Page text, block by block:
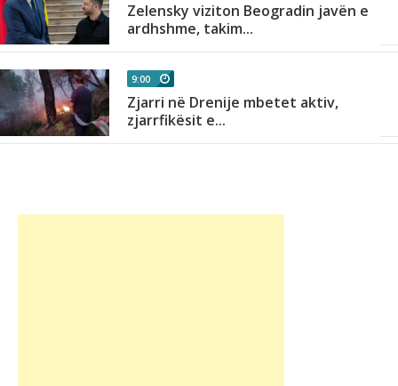
Zelensky viziton Beogradin javën e
ardhshme, takim...
9:00
Zjarri në Drenije mbetet aktiv,
zjarrfikësit e...